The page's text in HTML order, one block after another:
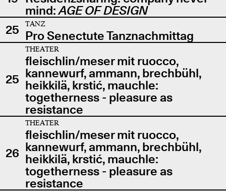
mind:AGE OF DESIGN
25
TANZ
Pro Senectute Tanznachmittag
25
THEATER
fleischlin/meser mit ruocco,
kannewurf, ammann, brechbühl,
heikkilä, krstić, mauchle:
togetherness - pleasure as
resistance
26
THEATER
fleischlin/meser mit ruocco,
kannewurf, ammann, brechbühl,
heikkilä, krstić, mauchle:
togetherness - pleasure as
resistance